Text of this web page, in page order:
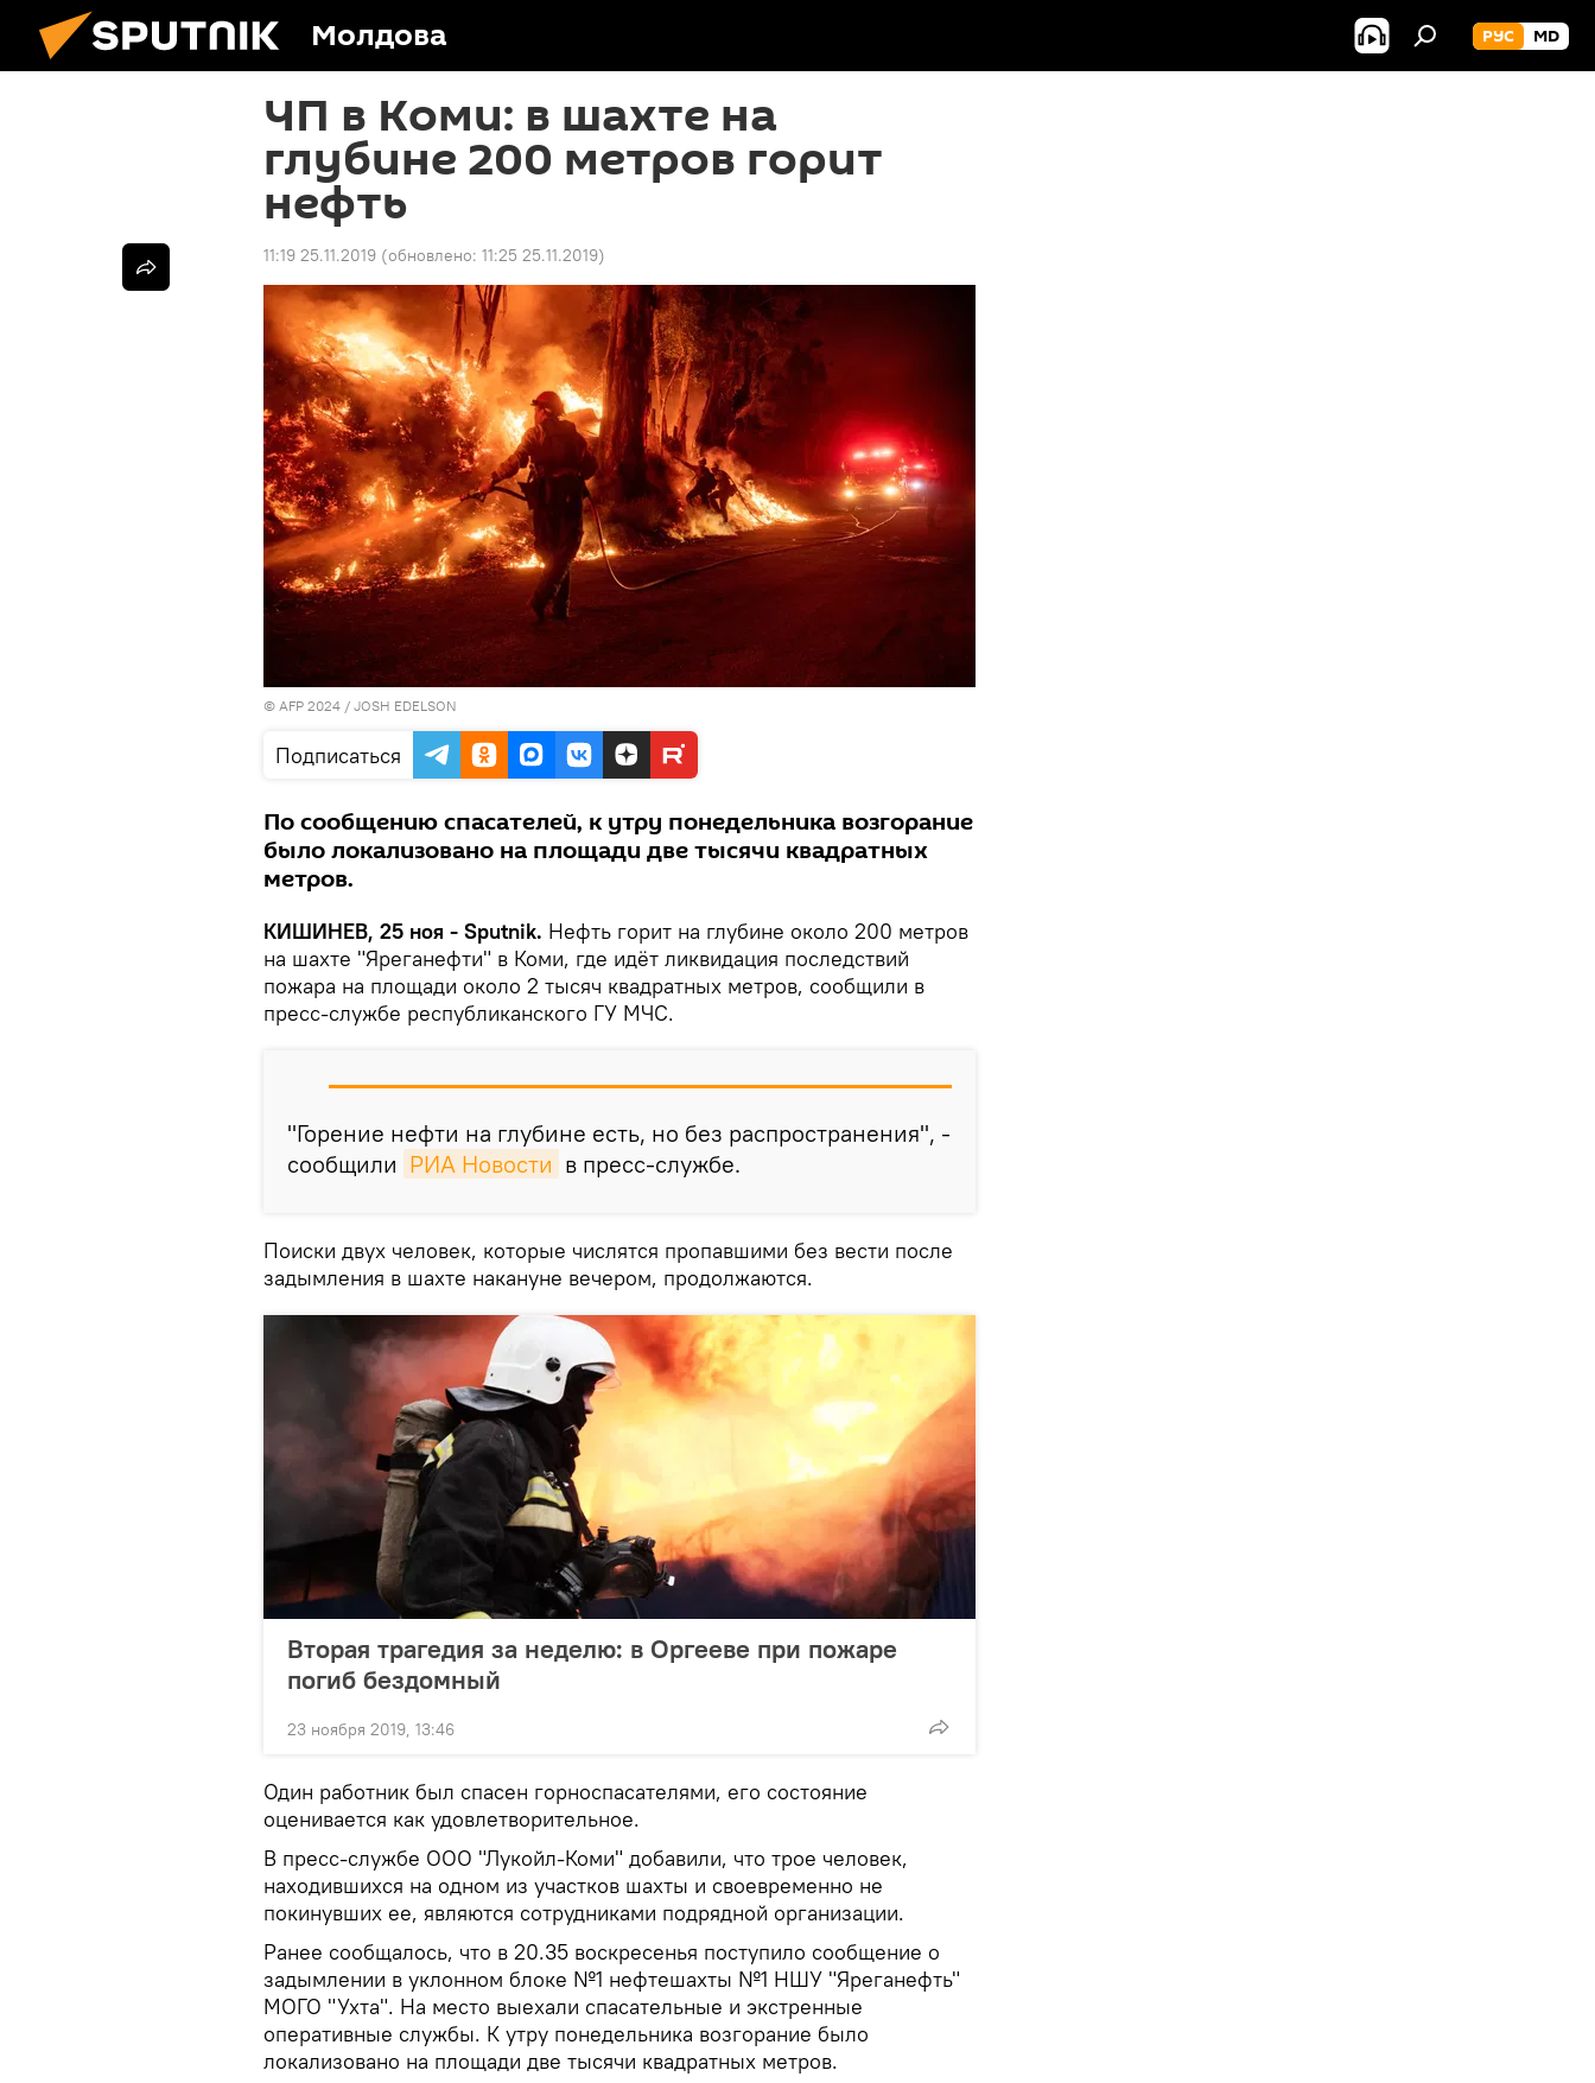
Молдова РУС MD
ЧП в Коми: в шахте на
глубине 200 метров горит
нефть
11:19 25.11.2019 (обновлено: 11:25 25.11.2019)
© AFP 2024 / JOSH EDELSON
Подписаться
По сообщению спасателей, к утру понедельника возгорание
было локализовано на площади две тысячи квадратных
метров.
КИШИНЕВ, 25 ноя - Sputnik. Нефть горит на глубине около 200 метров
на шахте "Яреганефти" в Коми, где идёт ликвидация последствий
пожара на площади около 2 тысяч квадратных метров, сообщили в
пресс-службе республиканского ГУ МЧС.
"Горение нефти на глубине есть, но без распространения", -
сообщили РИА Новости в пресс-службе.
Поиски двух человек, которые числятся пропавшими без вести после
задымления в шахте накануне вечером, продолжаются.
Вторая трагедия за неделю: в Оргееве при пожаре
погиб бездомный
23 ноября 2019, 13:46
Один работник был спасен горноспасателями, его состояние
оценивается как удовлетворительное.
В пресс-службе ООО "Лукойл-Коми" добавили, что трое человек,
находившихся на одном из участков шахты и своевременно не
покинувших ее, являются сотрудниками подрядной организации.
Ранее сообщалось, что в 20.35 воскресенья поступило сообщение о
задымлении в уклонном блоке №1 нефтешахты №1 НШУ "Яреганефть"
МОГО "Ухта". На место выехали спасательные и экстренные
оперативные службы. К утру понедельника возгорание было
локализовано на площади две тысячи квадратных метров.